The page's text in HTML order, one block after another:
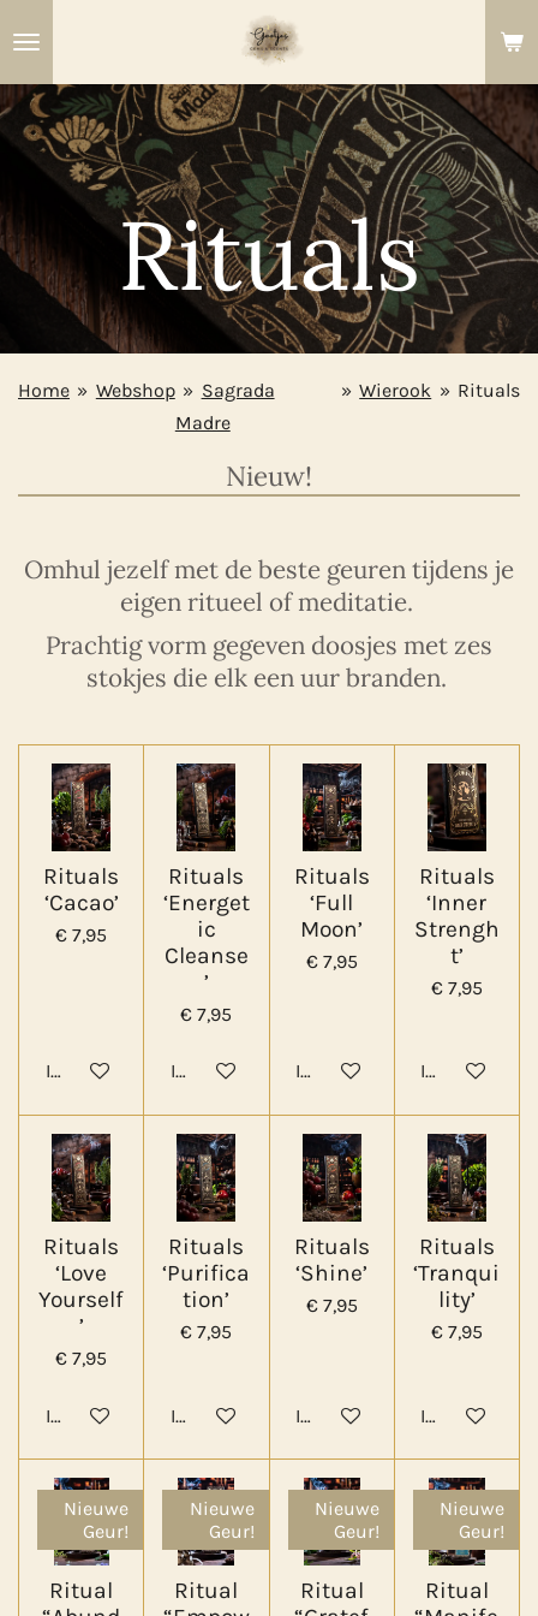
naar
de
hoofdinhoud
Rituals
Home » Webshop » Sagrada
Madre
» Wierook » Rituals
Nieuw!
Omhul jezelf met de beste geuren tijdens je
eigen ritueel of meditatie.
Prachtig vorm gegeven doosjes met zes
stokjes die elk een uur branden.
Rituals
‘Cacao’
€ 7,95
In winkelwagen
Rituals
‘Energet
ic
Cleanse
’
€ 7,95
In winkelwagen
Rituals
‘Full
Moon’
€ 7,95
In winkelwagen
Rituals
‘Inner
Strengh
t’
€ 7,95
In
Rituals
‘Love
Yourself
’
€ 7,95
In winkelwagen
Rituals
‘Purifica
tion’
€ 7,95
In winkelwagen
Rituals
‘Shine’
€ 7,95
In winkelwagen
Rituals
‘Tranqui
lity’
€ 7,95
In
Nieuwe
Geur!
Ritual
Nieuwe
Geur!
Ritual
Nieuwe
Geur!
Ritual
Nieuwe
Geur!
Ritual